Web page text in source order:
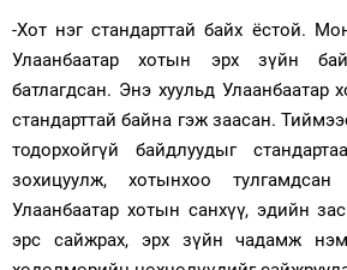
-Хот нэг стандарттай байх ёстой.
Улаанбаатар хотын эрх зүйн
батлагдсан. Энэ хуульд Улаанбаатар
стандарттай байна гэж заасан.
тодорхойгүй байдлуудыг
зохицуулж, хотынхоо
Улаанбаатар хотын санхүү, эдийн
эрс сайжрах, эрх зүйн чадамж